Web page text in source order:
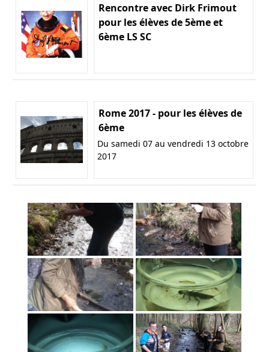
Rencontre avec Dirk Frimout
pour les élèves de 5ème et
6ème LS SC
Rome 2017 - pour les élèves de
6ème
Du samedi 07 au vendredi 13 octobre
2017